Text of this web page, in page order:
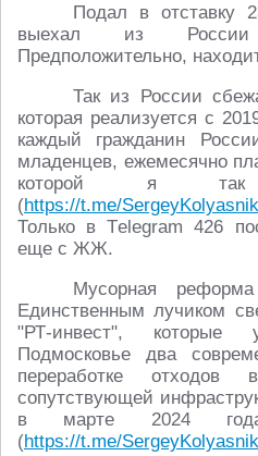
Подал в отставку
выехал из России
Предположительно,
Так из России
которая реализуется с
каждый гражданин
младенцев, ежемесячно
которой я
(https://t.me/
Только в Tеlegram 426
еще с ЖЖ.
Мусорная
Единственным лучиком
"РТ-инвест", которые
Подмосковье два
переработке
сопутствующей
в марте 2024
(https://t.me/